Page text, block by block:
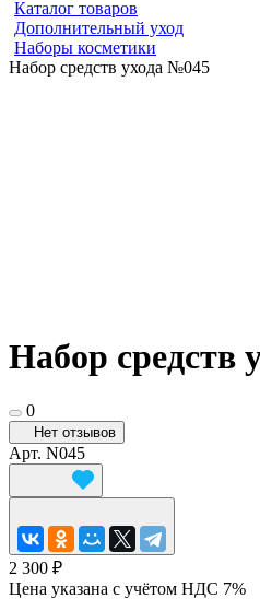
Каталог товаров
Дополнительный уход
Наборы косметики
Набор средств ухода №045
Набор средств
0
Нет отзывов
Арт. N045
2 300 ₽
Цена указана с учётом НДС 7%